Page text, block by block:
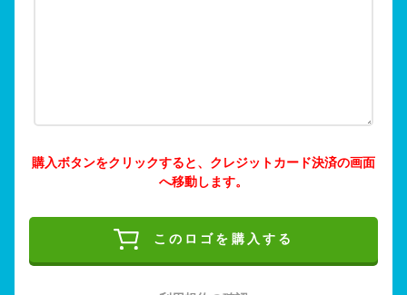
購入ボタンをクリックすると、クレジットカード決済の画面
へ移動します。
このロゴを購入する